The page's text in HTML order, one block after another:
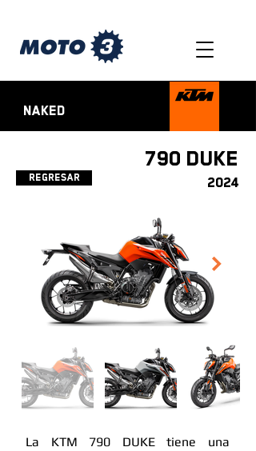
NAKED
790 DUKE
Regresar 2024
La KTM 790 DUKE tiene una